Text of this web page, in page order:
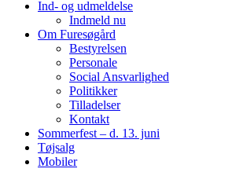
Ind- og udmeldelse
Indmeld nu
Om Furesøgård
Bestyrelsen
Personale
Social Ansvarlighed
Politikker
Tilladelser
Kontakt
Sommerfest – d. 13. juni
Tøjsalg
Mobiler